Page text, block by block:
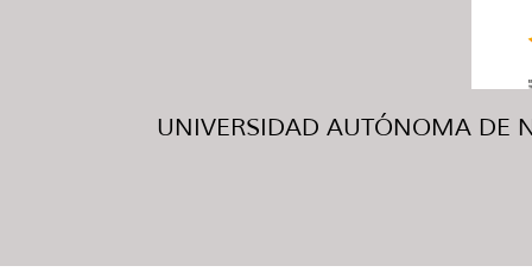
UNIVERSIDAD AUTÓNOMA DE